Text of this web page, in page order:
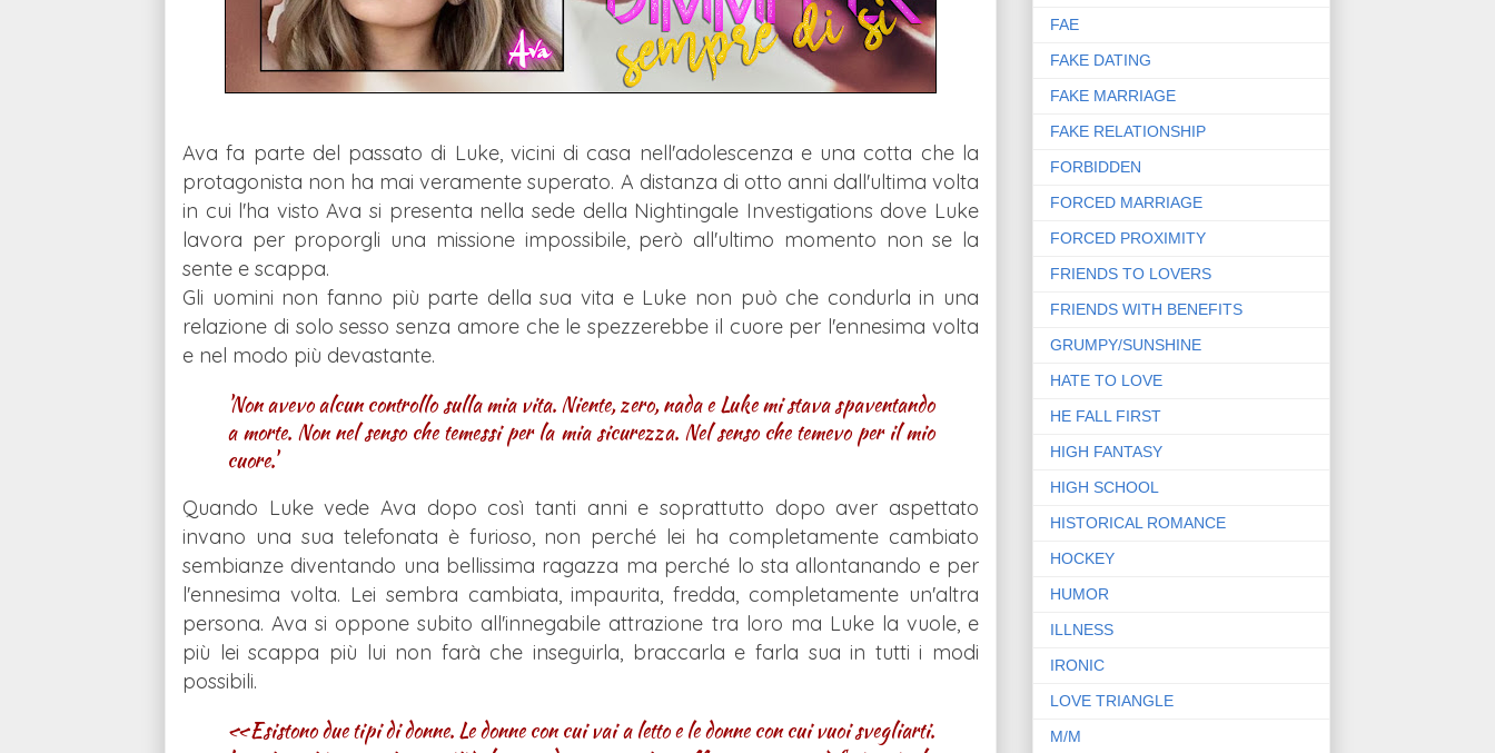
Ava fa parte del passato di Luke, vicini di casa nell'adolescenza e una cotta che la
protagonista non ha mai veramente superato. A distanza di otto anni dall'ultima volta
in cui l'ha visto Ava si presenta nella sede della Nightingale Investigations dove Luke
lavora per proporgli una missione impossibile, però all'ultimo momento non se la
sente e scappa.
Gli uomini non fanno più parte della sua vita e Luke non può che condurla in una
relazione di solo sesso senza amore che le spezzerebbe il cuore per l'ennesima volta
e nel modo più devastante.
'Non avevo alcun controllo sulla mia vita. Niente, zero, nada e Luke mi stava spaventando
a morte. Non nel senso che temessi per la mia sicurezza. Nel senso che temevo per il mio
cuore.'
Quando Luke vede Ava dopo così tanti anni e soprattutto dopo aver aspettato
invano una sua telefonata è furioso, non perché lei ha completamente cambiato
sembianze diventando una bellissima ragazza ma perché lo sta allontanando e per
l'ennesima volta. Lei sembra cambiata, impaurita, fredda, completamente un'altra
persona. Ava si oppone subito all'innegabile attrazione tra loro ma Luke la vuole, e
più lei scappa più lui non farà che inseguirla, braccarla e farla sua in tutti i modi
possibili.
«Esistono due tipi di donne. Le donne con cui vai a letto e le donne con cui vuoi svegliarti.
FAE
FAKE DATING
FAKE MARRIAGE
FAKE RELATIONSHIP
FORBIDDEN
FORCED MARRIAGE
FORCED PROXIMITY
FRIENDS TO LOVERS
FRIENDS WITH BENEFITS
GRUMPY/SUNSHINE
HATE TO LOVE
HE FALL FIRST
HIGH FANTASY
HIGH SCHOOL
HISTORICAL ROMANCE
HOCKEY
HUMOR
ILLNESS
IRONIC
LOVE TRIANGLE
M/M